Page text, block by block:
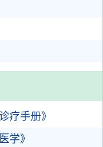
疗手册》
学》